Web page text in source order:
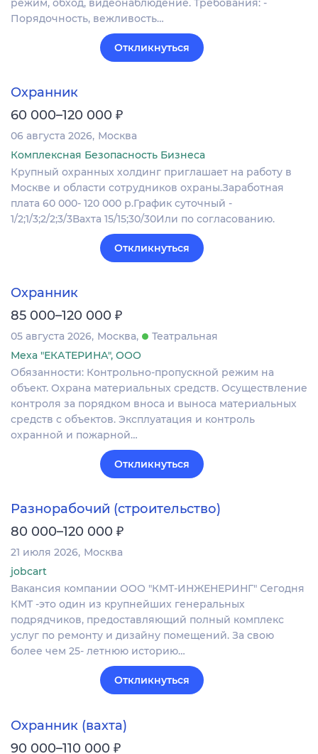
режим, обход, видеонаблюдение. Требования: -
Порядочность, вежливость…
Откликнуться
Охранник
60 000–120 000 ₽
06 августа 2026 Москва
Комплексная Безопасность Бизнеса
Крупный охранных холдинг приглашает на работу в
Москве и области сотрудников охраны.Заработная
плата 60 000- 120 000 р.График суточный -
1/2;1/3;2/2;3/3Вахта 15/15;30/30Или по согласованию.
Откликнуться
Охранник
85 000–120 000 ₽
05 августа 2026 Москва
Театральная
Меха "ЕКАТЕРИНА", ООО
Обязанности: Контрольно-пропускной режим на
объект. Охрана материальных средств. Осуществление
контроля за порядком вноса и выноса материальных
средств с объектов. Эксплуатация и контроль
охранной и пожарной…
Откликнуться
Разнорабочий (строительство)
80 000–120 000 ₽
21 июля 2026 Москва
jobcart
Вакансия компании ООО "КМТ-ИНЖЕНЕРИНГ" Сегодня
КМТ -это один из крупнейших генеральных
подрядчиков, предоставляющий полный комплекс
услуг по ремонту и дизайну помещений. За свою
более чем 25- летнюю историю…
Откликнуться
Охранник (вахта)
90 000–110 000 ₽